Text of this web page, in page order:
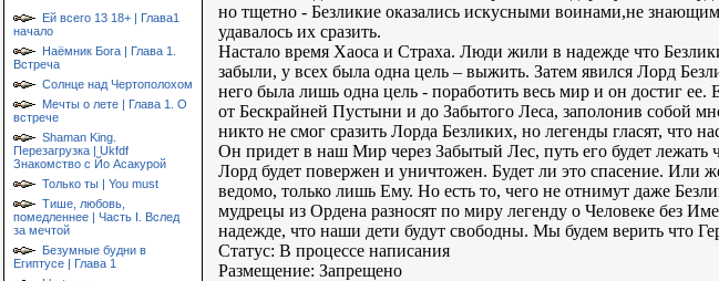
Ей всего 13 18+ | Глава1
начало
Наёмник Бога | Глава 1.
Встреча
Солнце над Чертополохом
Мечты о лете | Глава 1. О
встрече
Shaman King.
Перезагрузка | Ukfdf
Знакомство с Йо Асакурой
Только ты | You must
Тише, любовь,
помедленнее | Часть I. Вслед
за мечтой
Безумные будни в
Египтусе | Глава 1
но тщетно - Безликие оказались искусными воинами,не
удавалось их сразить.
Настало время Хаоса и Страха. Люди жили в надежде что
забыли, у всех была одна цель – выжить. Затем явился Лорд
него была лишь одна цель - поработить весь мир и он достиг
от Бескрайней Пустыни и до Забытого Леса, заполонив собой
никто не смог сразить Лорда Безликих, но легенды гласят, что
Он придет в наш Мир через Забытый Лес, путь его будет
Лорд будет повержен и уничтожен. Будет ли это спасение. Или
ведомо, только лишь Ему. Но есть то, чего не отнимут даже
мудрецы из Ордена разносят по миру легенду о Человеке без
надежде, что наши дети будут свободны. Мы будем верить что
Статус: В процессе написания
Размещение: Запрещено